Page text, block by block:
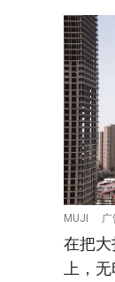
MUJI 广
在把
上，